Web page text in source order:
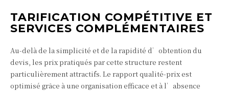
TARIFICATION COMPÉTITIVE ET
SERVICES COMPLÉMENTAIRES
Au-delà de la simplicité et de la rapidité d’obtention du
devis, les prix pratiqués par cette structure restent
particulièrement attractifs. Le rapport qualité-prix est
optimisé grâce à une organisation efficace et à l’absence